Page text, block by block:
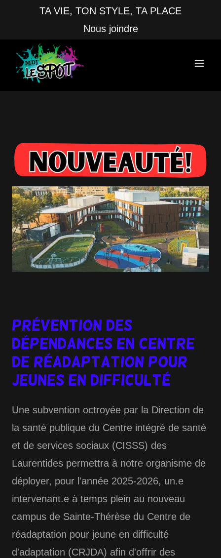
TA VIE, TON STYLE, TA PLACE
Nous joindre
Prévention des
dépendances en centre
de réadaptation pour
jeunes en difficulté
Une subvention octroyée par la Direction de
la santé publique du Centre intégré de santé
et de services sociaux (CISSS) des
Laurentides permettra à notre organisme de
déployer, pour l'année 2025-2026, un.e
intervenant.e à temps plein au nouveau
campus de Sainte-Thérèse du Centre de
réadaptation pour jeune en difficulté
d'adaptation (CRJDA) afin d'offrir des